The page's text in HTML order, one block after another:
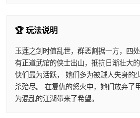
🏆 玩法说明
玉莲之剑时值乱世，群恶割据一方，四
有正道武馆的侠士出山，抵抗日渐壮大
侠们最为活跃， 她们多为被贼人失身的
杀殆尽。 在复仇的怒火中，她们放弃了
为混乱的江湖带来了希望。